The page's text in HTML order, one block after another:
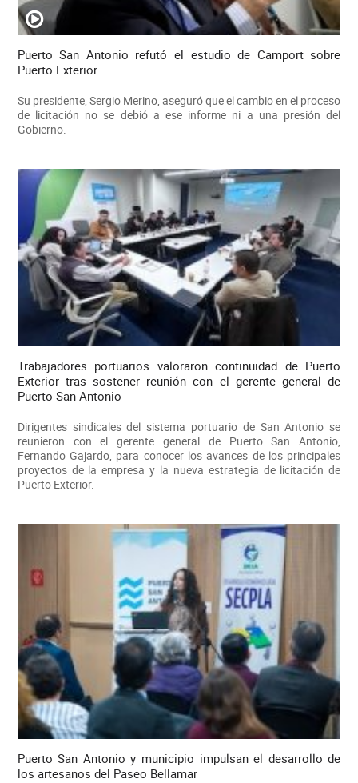
Puerto San Antonio refutó el estudio de Camport sobre
Puerto Exterior.
Su presidente, Sergio Merino, aseguró que el cambio en el proceso
de licitación no se debió a ese informe ni a una presión del
Gobierno.
Trabajadores portuarios valoraron continuidad de Puerto
Exterior tras sostener reunión con el gerente general de
Puerto San Antonio
Dirigentes sindicales del sistema portuario de San Antonio se
reunieron con el gerente general de Puerto San Antonio,
Fernando Gajardo, para conocer los avances de los principales
proyectos de la empresa y la nueva estrategia de licitación de
Puerto Exterior.
Puerto San Antonio y municipio impulsan el desarrollo de
los artesanos del Paseo Bellamar